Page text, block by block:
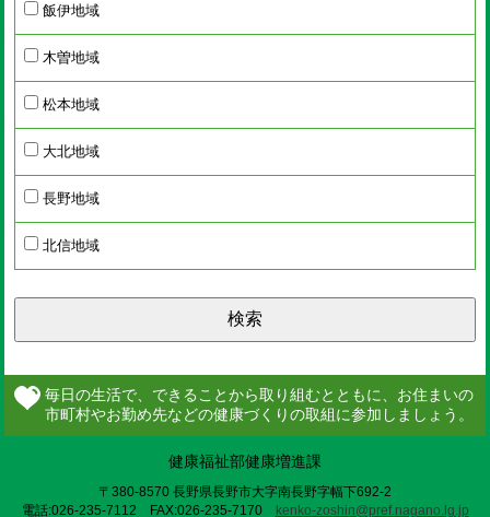
飯伊地域
木曽地域
松本地域
大北地域
長野地域
北信地域
検索
健康福祉部健康増進課
〒380-8570 長野県長野市大字南長野字幅下692-2
電話:026-235-7112 FAX:026-235-7170
kenko-zoshin@pref.nagano.lg.jp